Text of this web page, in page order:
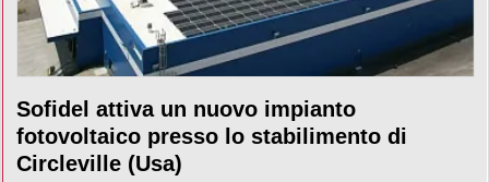
Sofidel attiva un nuovo impianto
fotovoltaico presso lo stabilimento di
Circleville (Usa)